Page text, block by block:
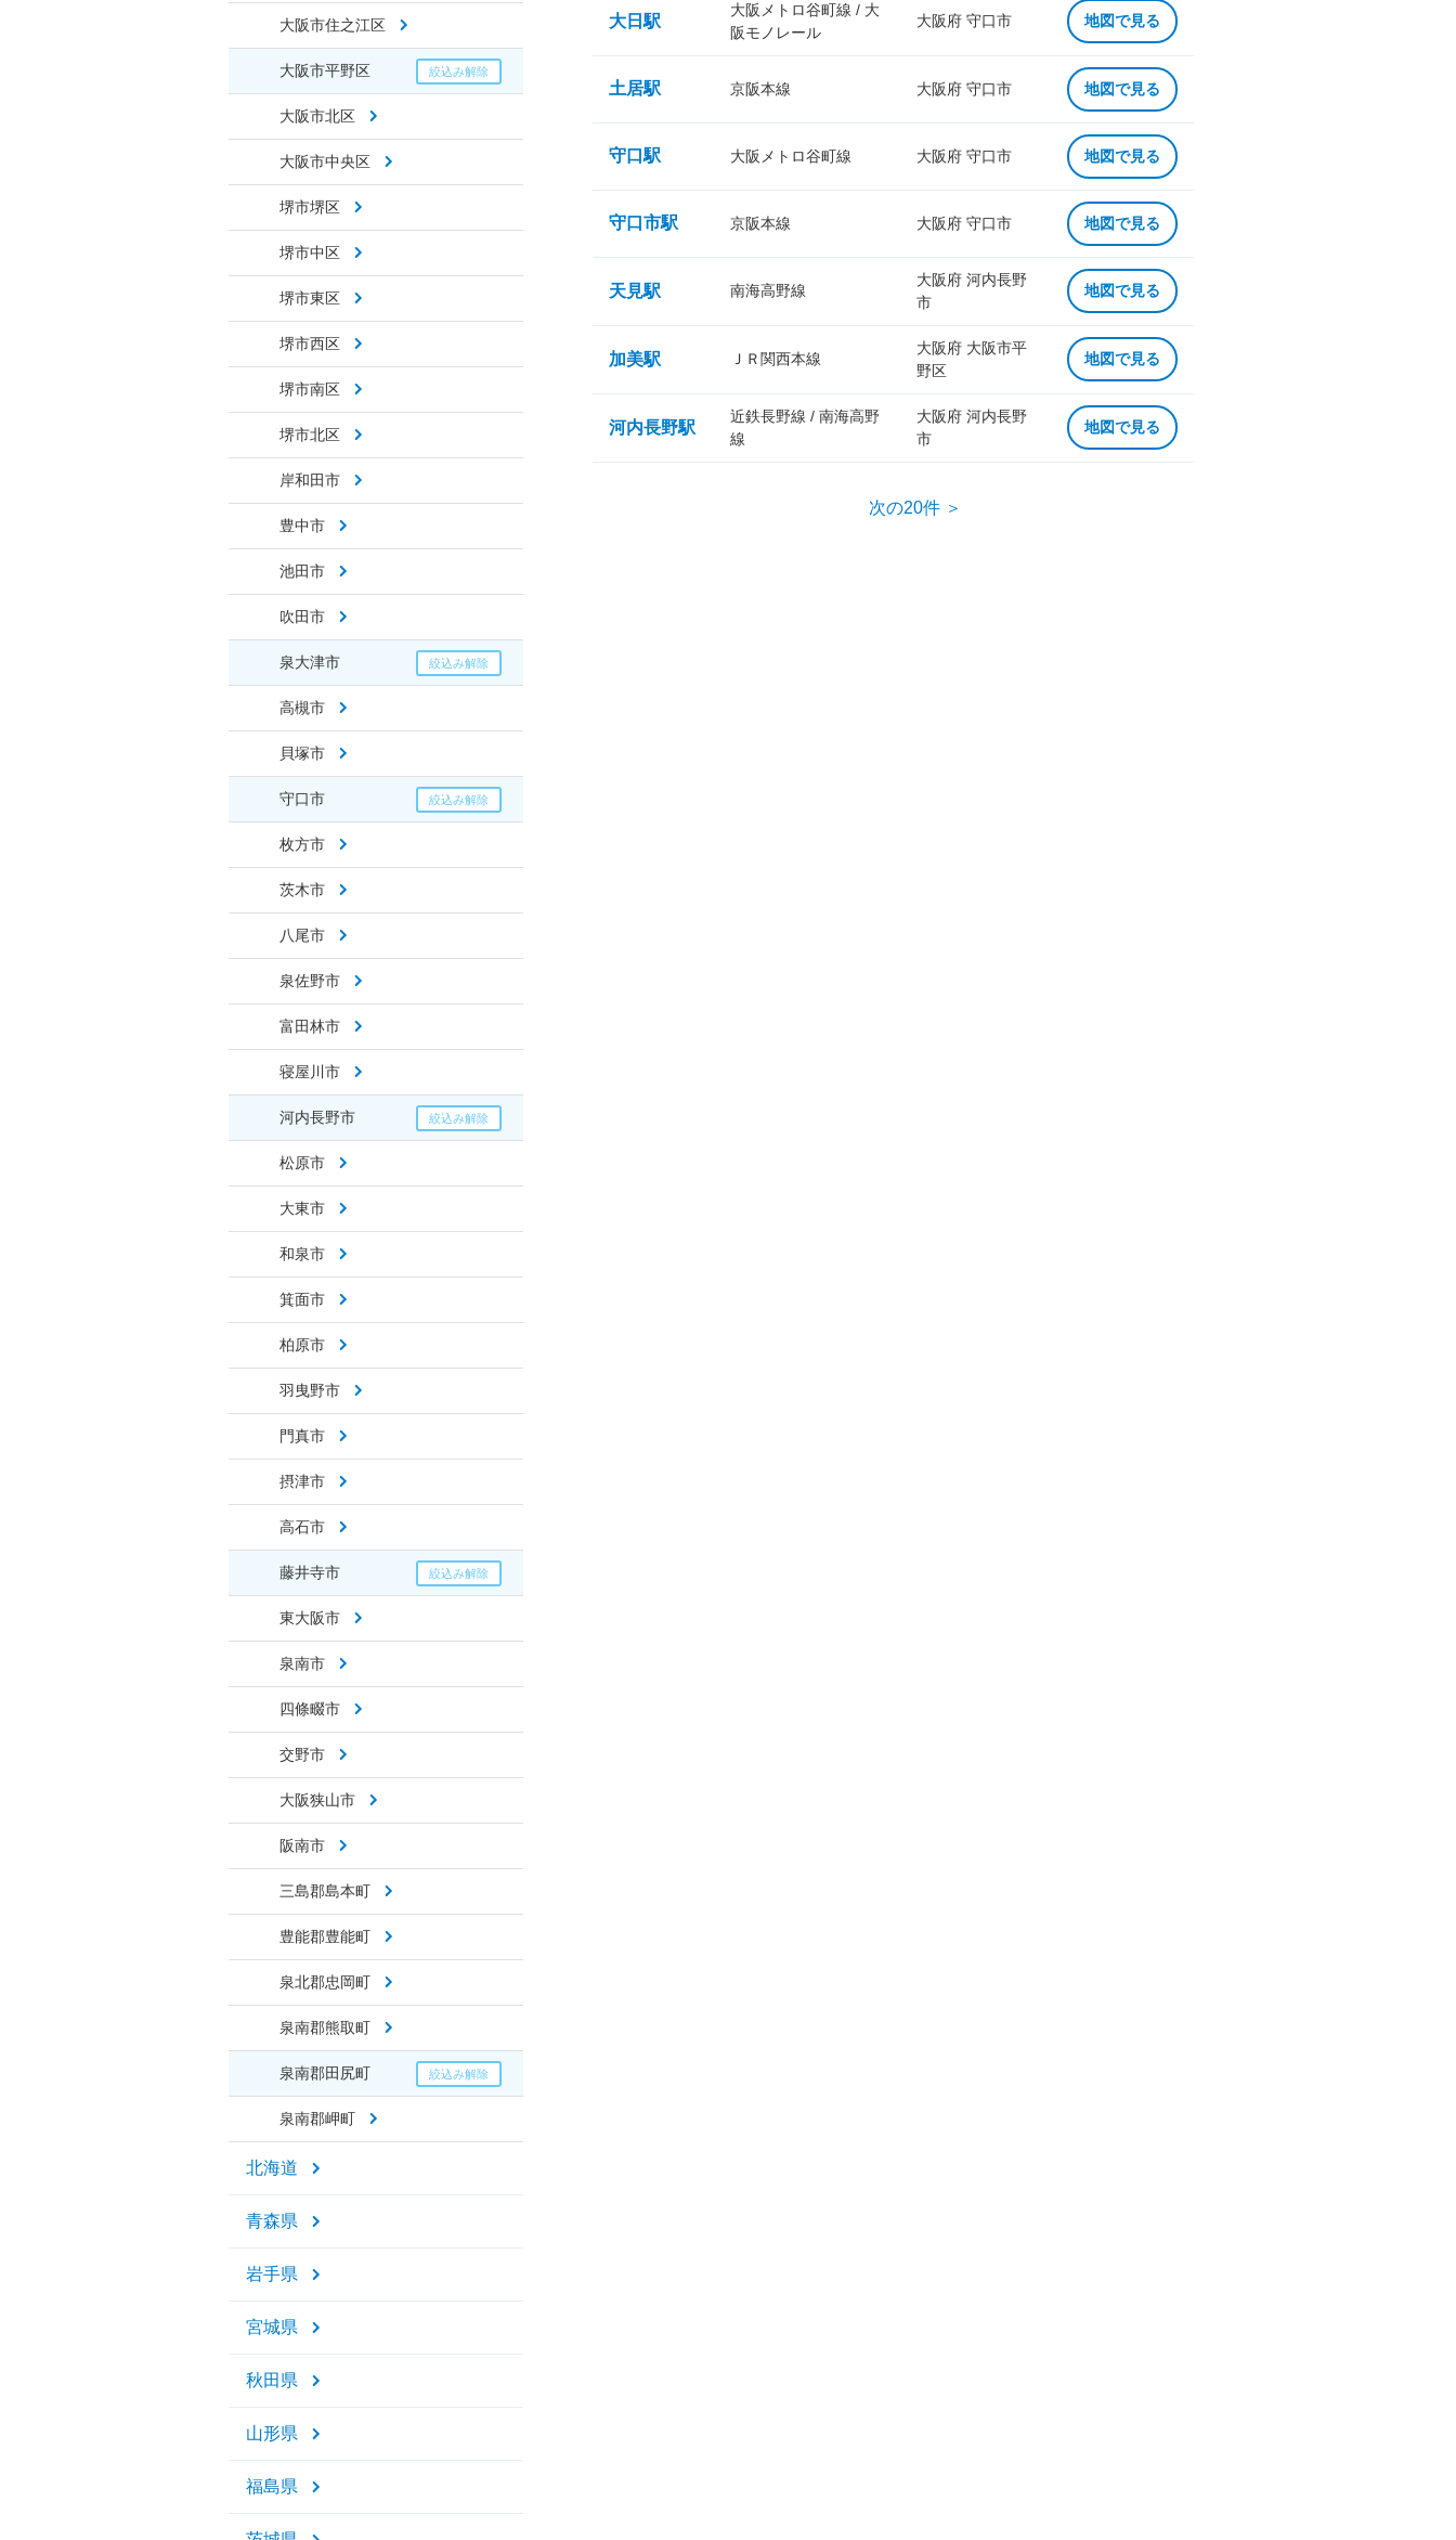
大阪市住之江区
大阪市平野区
大阪市北区
大阪市中央区
堺市堺区
堺市中区
堺市東区
堺市西区
堺市南区
堺市北区
岸和田市
豊中市
池田市
吹田市
泉大津市
高槻市
貝塚市
守口市
枚方市
茨木市
八尾市
泉佐野市
富田林市
寝屋川市
河内長野市
松原市
大東市
和泉市
箕面市
柏原市
羽曳野市
門真市
摂津市
高石市
藤井寺市
東大阪市
泉南市
四條畷市
交野市
大阪狭山市
阪南市
三島郡島本町
豊能郡豊能町
泉北郡忠岡町
泉南郡熊取町
泉南郡田尻町
泉南郡岬町
北海道
青森県
岩手県
宮城県
秋田県
山形県
福島県
大日駅
大阪メトロ谷町線 / 大
阪モノレール
大阪府 守口市 地図で見る
土居駅 京阪本線 大阪府 守口市 地図で見る
守口駅 大阪メトロ谷町線 大阪府 守口市 地図で見る
守口市駅 京阪本線 大阪府 守口市 地図で見る
天見駅 南海高野線
大阪府 河内長野
市
地図で見る
加美駅 ＪＲ関西本線
大阪府 大阪市平
野区
地図で見る
河内長野駅
近鉄長野線 / 南海高野
線
大阪府 河内長野
市
地図で見る
次の20件 ＞